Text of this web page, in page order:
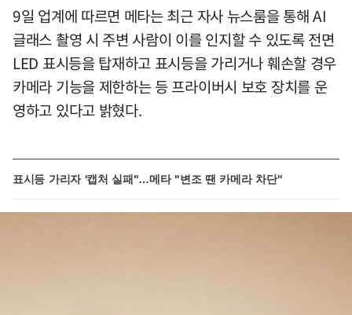
9일 업계에 따르면 메타는 최근 자사 뉴스룸을 통해 AI
글래스 촬영 시 주변 사람이 이를 인지할 수 있도록 전면
LED 표시등을 탑재하고 표시등을 가리거나 훼손할 경우
카메라 기능을 제한하는 등 프라이버시 보호 장치를 운
영하고 있다고 밝혔다.
표시등 가리자 '캡처 실패"…메타 "변조 땐 카메라 차단"